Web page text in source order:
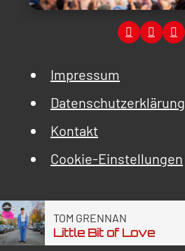
Impressum
Datenschutzerklärung
Kontakt
Cookie-Einstellungen
TOM GRENNAN
Little Bit of Love